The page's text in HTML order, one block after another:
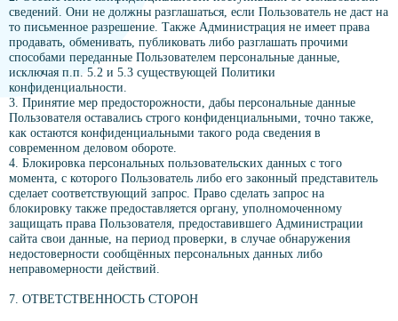
сведений. Они не должны разглашаться, если Пользователь не даст на
то письменное разрешение. Также Администрация не имеет права
продавать, обменивать, публиковать либо разглашать прочими
способами переданные Пользователем персональные данные,
исключая п.п. 5.2 и 5.3 существующей Политики
конфиденциальности.
3. Принятие мер предосторожности, дабы персональные данные
Пользователя оставались строго конфиденциальными, точно также,
как остаются конфиденциальными такого рода сведения в
современном деловом обороте.
4. Блокировка персональных пользовательских данных с того
момента, с которого Пользователь либо его законный представитель
сделает соответствующий запрос. Право сделать запрос на
блокировку также предоставляется органу, уполномоченному
защищать права Пользователя, предоставившего Администрации
сайта свои данные, на период проверки, в случае обнаружения
недостоверности сообщённых персональных данных либо
неправомерности действий.
7. ОТВЕТСТВЕННОСТЬ СТОРОН